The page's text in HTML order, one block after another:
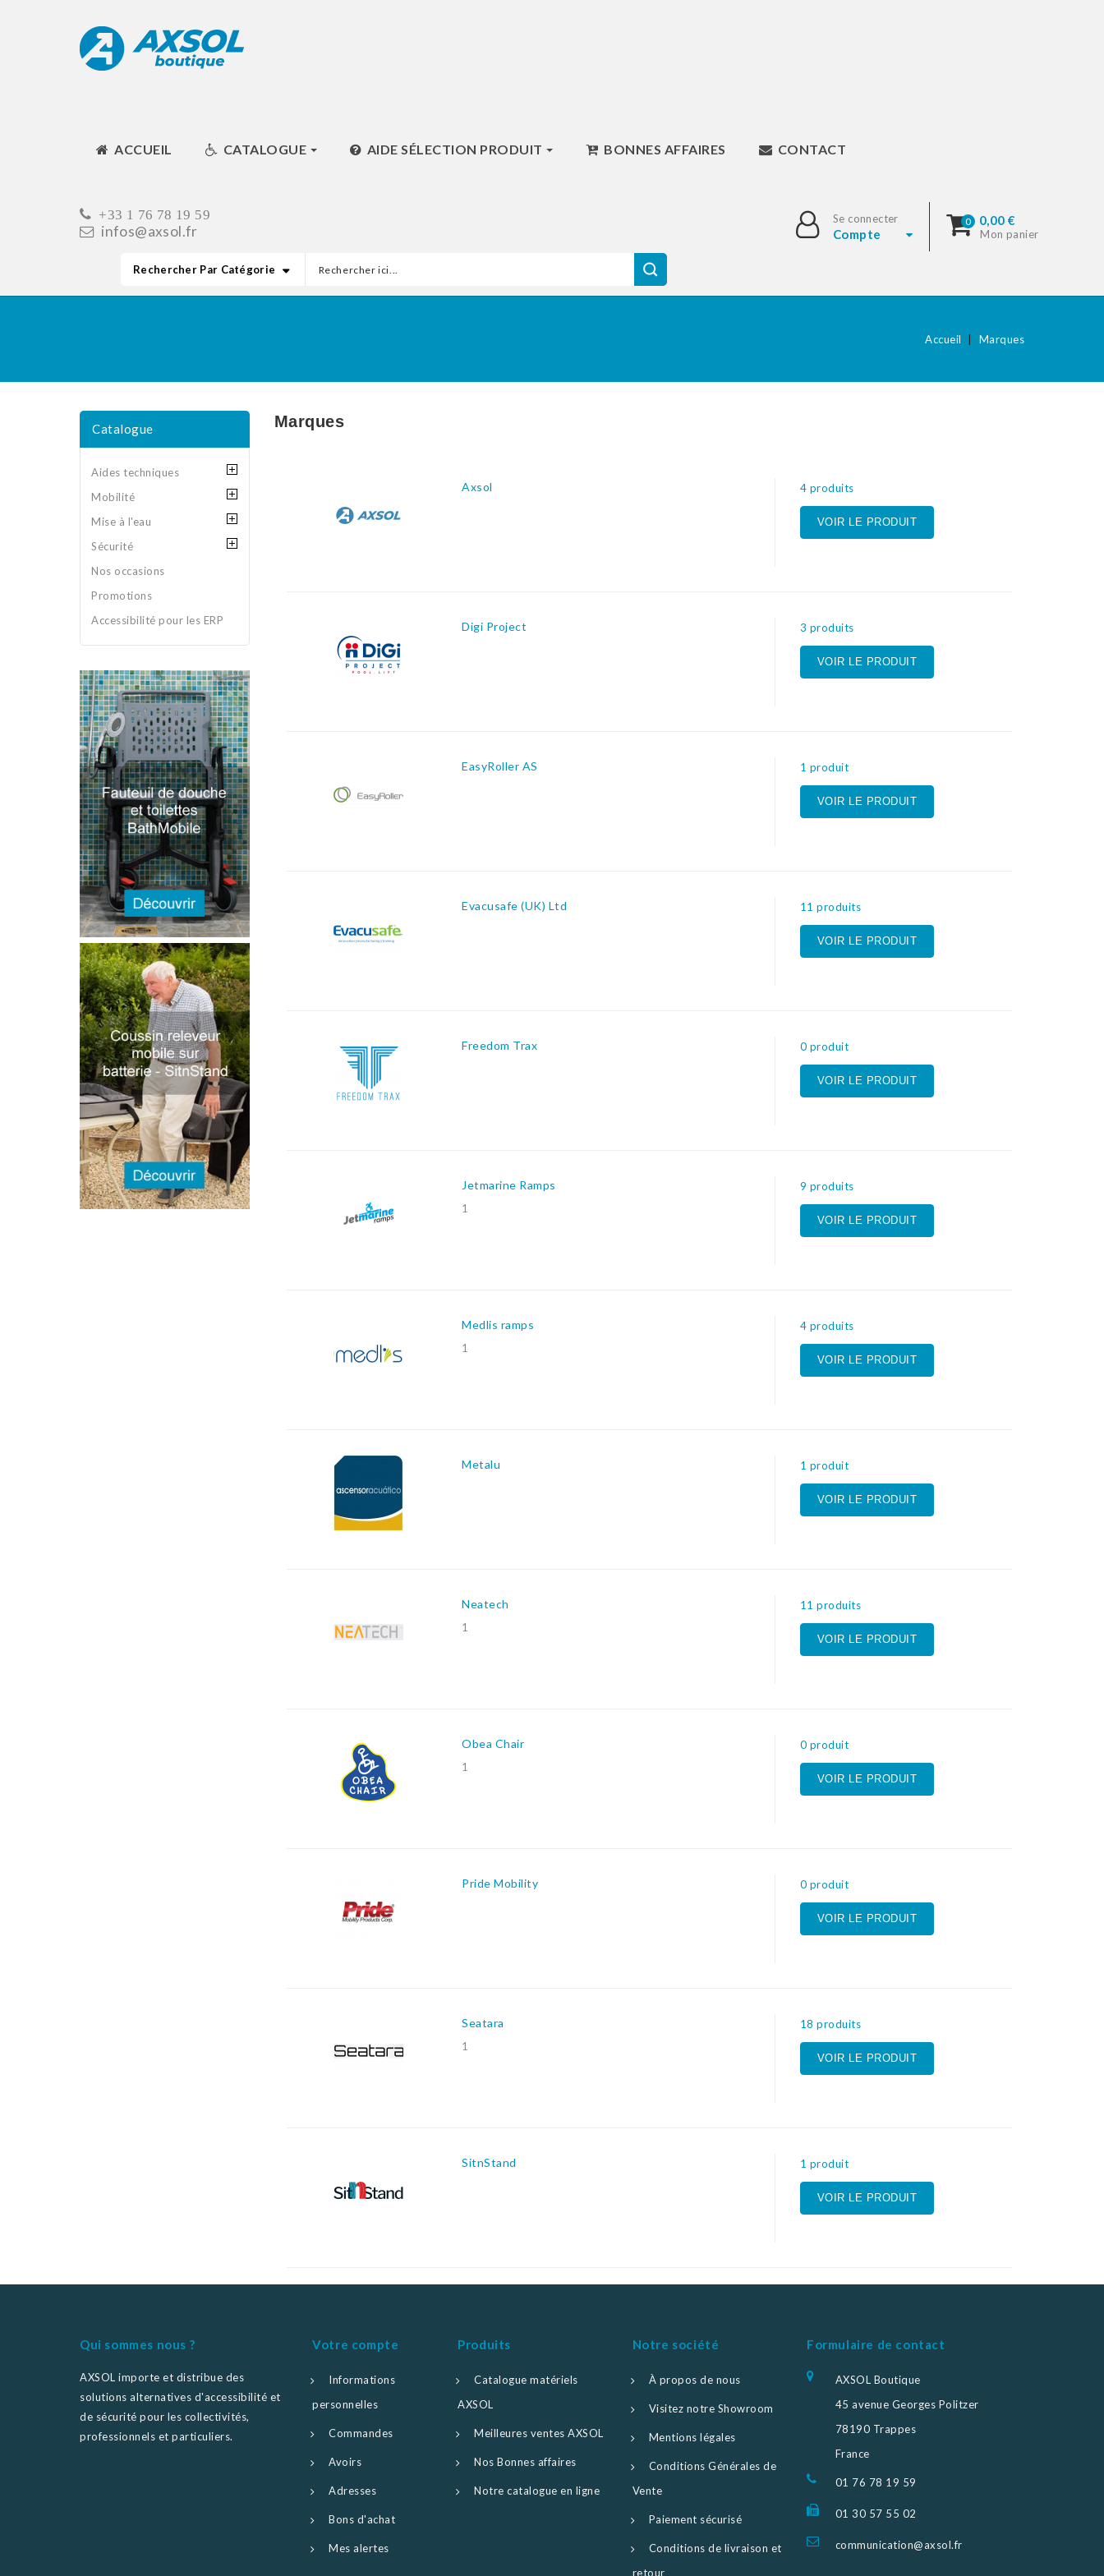
ACCUEIL CATALOGUE AIDE SÉLECTION PRODUIT BONNES AFFAIRES CONTACT
+33 1 76 78 19 59
infos@axsol.fr Mon panier
0,00 €
0
Se connecter
Compte
Rechercher Par Catégorie
Accueil Marques
Catalogue
Aides techniques
Mobilité
Mise à l'eau
Sécurité
Nos occasions
Promotions
Accessibilité pour les ERP
Marques
Axsol 4 produits
VOIR LE PRODUIT
Digi Project 3 produits
VOIR LE PRODUIT
EasyRoller AS 1 produit
VOIR LE PRODUIT
Evacusafe (UK) Ltd 11 produits
VOIR LE PRODUIT
Freedom Trax 0 produit
VOIR LE PRODUIT
Jetmarine Ramps
1
9 produits
VOIR LE PRODUIT
Medlis ramps
1
4 produits
VOIR LE PRODUIT
Metalu 1 produit
VOIR LE PRODUIT
Neatech
1
11 produits
VOIR LE PRODUIT
Obea Chair
1
0 produit
VOIR LE PRODUIT
Pride Mobility 0 produit
VOIR LE PRODUIT
Seatara
1
18 produits
VOIR LE PRODUIT
SitnStand 1 produit
VOIR LE PRODUIT
Qui sommes nous ?
AXSOL importe et distribue des
solutions alternatives d'accessibilité et
de sécurité pour les collectivités,
professionnels et particuliers.
Votre compte
Informations
personnelles
Commandes
Avoirs
Adresses
Bons d'achat
Mes alertes
Produits
Catalogue matériels
AXSOL
Meilleures ventes AXSOL
Nos Bonnes affaires
Notre catalogue en ligne
Notre société
À propos de nous
Visitez notre Showroom
Mentions légales
Conditions Générales de
Vente
Paiement sécurisé
Conditions de livraison et
retour
Formulaire de contact
AXSOL Boutique
45 avenue Georges Politzer
78190 Trappes
France
01 76 78 19 59
01 30 57 55 02
communication@axsol.fr